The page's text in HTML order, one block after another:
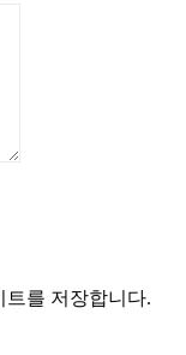
트를 저장합니다.